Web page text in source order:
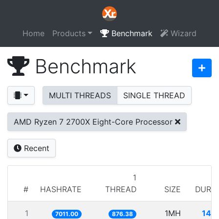
Home Products Benchmark Wizard
Benchmark
MULTI THREADS SINGLE THREAD
AMD Ryzen 7 2700X Eight-Core Processor
Recent
# HASHRATE
1
THREAD
SIZE
1 7011.00 876.38 1MH